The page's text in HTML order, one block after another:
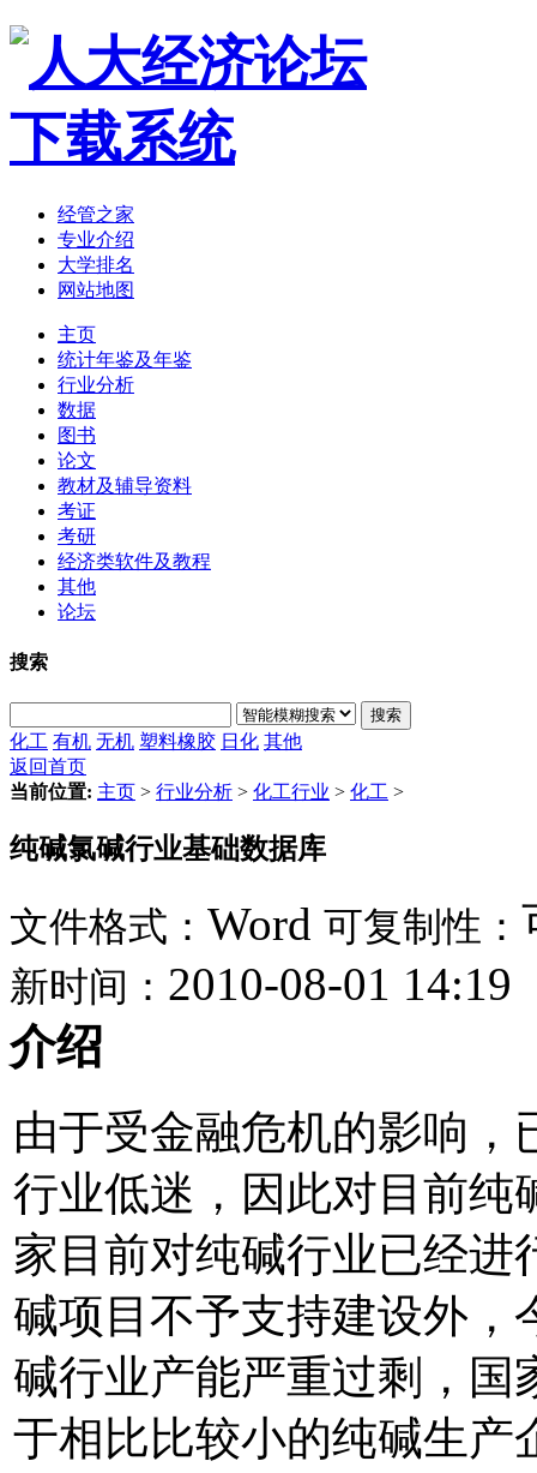
经管之家
专业介绍
大学排名
网站地图
主页
统计年鉴及年鉴
行业分析
数据
图书
论文
教材及辅导资料
考证
考研
经济类软件及教程
其他
论坛
搜索
搜索
化工 有机 无机 塑料橡胶 日化 其他
返回首页
当前位置: 主页 > 行业分析 > 化工行业 > 化工 >
纯碱氯碱行业基础数据库
文件格式： Word 可复制性：
新时间： 2010-08-01 14:19
介绍
由于受金融危机的影响
行业低迷，因此对目前纯
家目前对纯碱行业已经进
碱项目不予支持建设外，
碱行业产能严重过剩，国
于相比比较小的纯碱生产